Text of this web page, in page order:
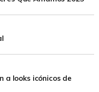
a looks icónicos de